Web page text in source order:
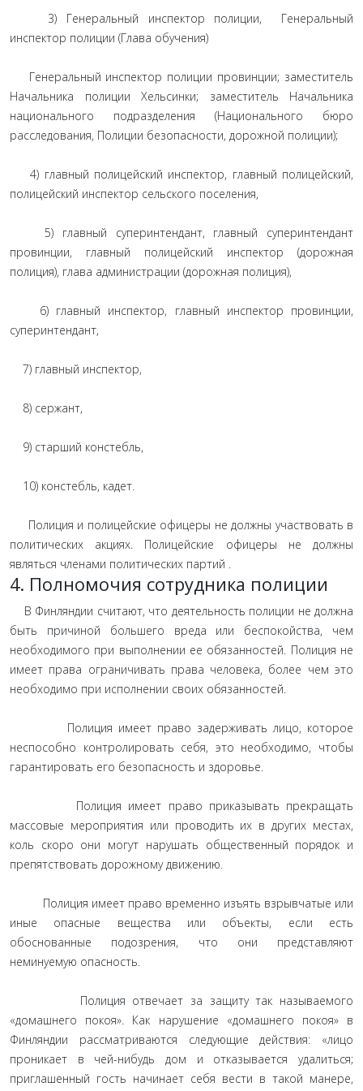
3) Генеральный инспектор полиции, Генеральный
инспектор полиции (Глава обучения)
Генеральный инспектор полиции провинции; заместитель
Начальника полиции Хельсинки; заместитель Начальника
национального подразделения (Национального бюро
расследования, Полиции безопасности, дорожной полиции);
4) главный полицейский инспектор, главный полицейский,
полицейский инспектор сельского поселения,
5) главный суперинтендант, главный суперинтендант
провинции, главный полицейский инспектор (дорожная
полиция), глава администрации (дорожная полиция),
6) главный инспектор, главный инспектор провинции,
суперинтендант,
7) главный инспектор,
8) сержант,
9) старший констебль,
10) констебль, кадет.
Полиция и полицейские офицеры не должны участвовать в
политических акциях. Полицейские офицеры не должны
являться членами политических партий .
4. Полномочия сотрудника полиции
В Финляндии считают, что деятельность полиции не должна
быть причиной большего вреда или беспокойства, чем
необходимого при выполнении ее обязанностей. Полиция не
имеет права ограничивать права человека, более чем это
необходимо при исполнении своих обязанностей.
Полиция имеет право задерживать лицо, которое
неспособно контролировать себя, это необходимо, чтобы
гарантировать его безопасность и здоровье.
Полиция имеет право приказывать прекращать
массовые мероприятия или проводить их в других местах,
коль скоро они могут нарушать общественный порядок и
препятствовать дорожному движению.
Полиция имеет право временно изъять взрывчатые или
иные опасные вещества или объекты, если есть
обоснованные подозрения, что они представляют
неминуемую опасность.
Полиция отвечает за защиту так называемого
«домашнего покоя». Как нарушение «домашнего покоя» в
Финляндии рассматриваются следующие действия: «лицо
проникает в чей-нибудь дом и отказывается удалиться;
приглашенный гость начинает себя вести в такой манере,